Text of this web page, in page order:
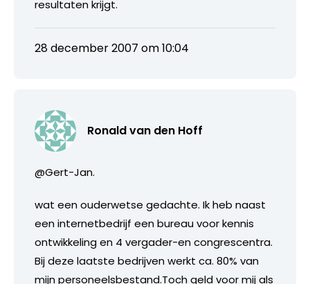
resultaten krijgt.
28 december 2007 om 10:04
Ronald van den Hoff
@Gert-Jan.
wat een ouderwetse gedachte. Ik heb naast
een internetbedrijf een bureau voor kennis
ontwikkeling en 4 vergader-en congrescentra.
Bij deze laatste bedrijven werkt ca. 80% van
mijn personeelsbestand.Toch geld voor mij als